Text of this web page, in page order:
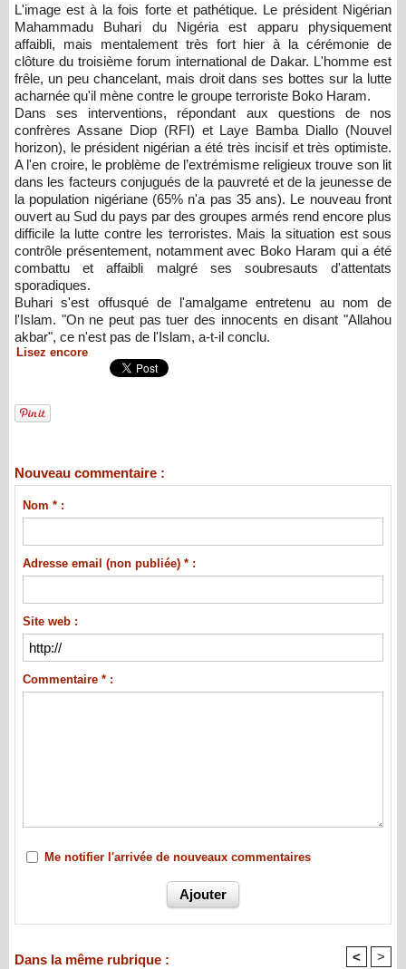
L'image est à la fois forte et pathétique. Le président Nigérian
Mahammadu Buhari du Nigéria est apparu physiquement
affaibli, mais mentalement très fort hier à la cérémonie de
clôture du troisième forum international de Dakar. L'homme est
frêle, un peu chancelant, mais droit dans ses bottes sur la lutte
acharnée qu'il mène contre le groupe terroriste Boko Haram.
Dans ses interventions, répondant aux questions de nos
confrères Assane Diop (RFI) et Laye Bamba Diallo (Nouvel
horizon), le président nigérian a été très incisif et très optimiste.
A l'en croire, le problème de l’extrémisme religieux trouve son lit
dans les facteurs conjugués de la pauvreté et de la jeunesse de
la population nigériane (65% n'a pas 35 ans). Le nouveau front
ouvert au Sud du pays par des groupes armés rend encore plus
difficile la lutte contre les terroristes. Mais la situation est sous
contrôle présentement, notamment avec Boko Haram qui a été
combattu et affaibli malgré ses soubresauts d'attentats
sporadiques.
Buhari s'est offusqué de l'amalgame entretenu au nom de
l'Islam. "On ne peut pas tuer des innocents en disant "Allahou
akbar", ce n'est pas de l'Islam, a-t-il conclu.
Lisez encore
Nouveau commentaire :
Nom * :
Adresse email (non publiée) * :
Site web :
Commentaire * :
Me notifier l'arrivée de nouveaux commentaires
Dans la même rubrique : < >